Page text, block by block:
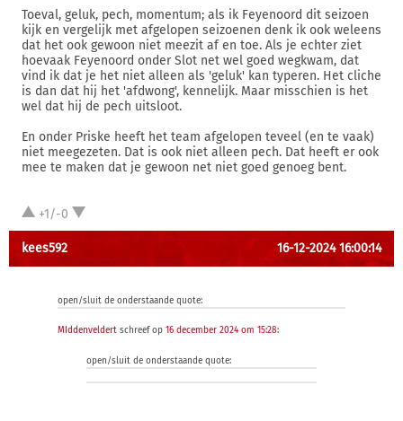
Toeval, geluk, pech, momentum; als ik Feyenoord dit seizoen
kijk en vergelijk met afgelopen seizoenen denk ik ook weleens
dat het ook gewoon niet meezit af en toe. Als je echter ziet
hoevaak Feyenoord onder Slot net wel goed wegkwam, dat
vind ik dat je het niet alleen als 'geluk' kan typeren. Het cliche
is dan dat hij het 'afdwong', kennelijk. Maar misschien is het
wel dat hij de pech uitsloot.
En onder Priske heeft het team afgelopen teveel (en te vaak)
niet meegezeten. Dat is ook niet alleen pech. Dat heeft er ook
mee te maken dat je gewoon net niet goed genoeg bent.
+1/-0
kees592 16-12-2024 16:00:14
open/sluit de onderstaande quote:
MIddenveldert schreef op 16 december 2024 om 15:28:
open/sluit de onderstaande quote: